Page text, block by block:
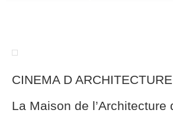
CINEMA D ARCHITECTURE
La Maison de